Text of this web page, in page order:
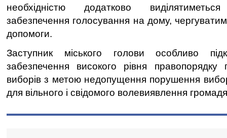
необхідністю додатково
забезпечення голосування на дому,
допомоги.
Заступник міського голови особливо
забезпечення високого рівня правопорядку
виборів з метою недопущення порушення
для вільного і свідомого волевиявлення